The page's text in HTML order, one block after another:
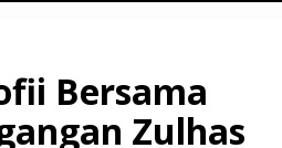
Bersama
Zulhas